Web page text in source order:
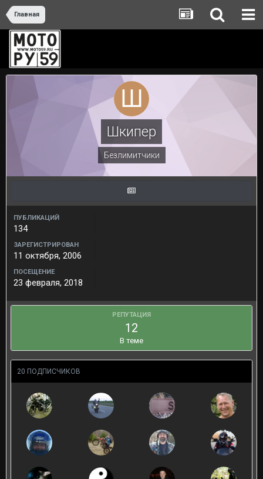
Главная
Шкипер
Безлимитчики
ПУБЛИКАЦИЙ
134
ЗАРЕГИСТРИРОВАН
11 октября, 2006
ПОСЕЩЕНИЕ
23 февраля, 2018
РЕПУТАЦИЯ
12
В теме
20 ПОДПИСЧИКОВ